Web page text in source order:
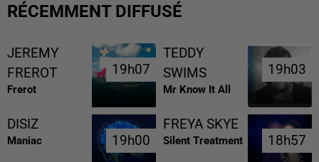
RÉCEMMENT DIFFUSÉ
JEREMY
FREROT
Frerot
19h07
19h07
TEDDY
SWIMS
Mr Know It All
19h03
19h03
DISIZ
Maniac 19h00
19h00
FREYA SKYE
Silent Treatment 18h57
18h57